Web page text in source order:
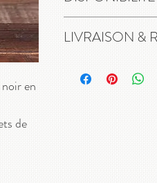
en
de
Coloris : gris noir
Dimensions :
LIVRAISON &
relais.